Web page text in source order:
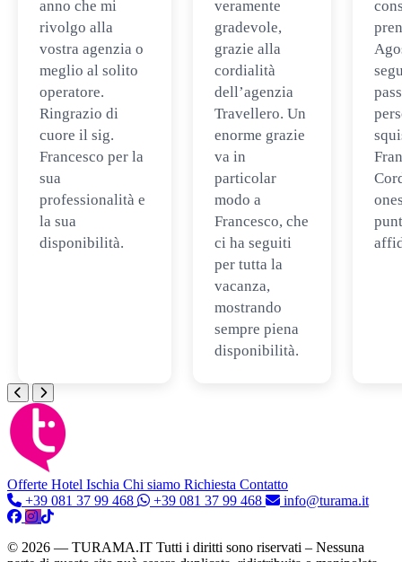
anno che mi
rivolgo alla
vostra agenzia o
meglio al solito
operatore.
Ringrazio di
cuore il sig.
Francesco per la
sua
professionalità e
la sua
disponibilità.
veramente
gradevole,
grazie alla
cordialità
dell’agenzia
Travellero. Un
enorme grazie
va in
particolar
modo a
Francesco, che
ci ha seguiti
per tutta la
vacanza,
mostrando
sempre piena
disponibilità.
Offerte Hotel Ischia Chi siamo Richiesta Contatto
+39 081 37 99 468
+39 081 37 99 468 info@turama.it
© 2026 — TURAMA.IT Tutti i diritti sono riservati – Nessuna